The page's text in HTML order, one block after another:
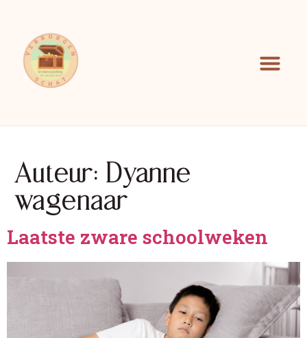
Auteur:
Dyanne
wagenaar
Laatste zware schoolweken